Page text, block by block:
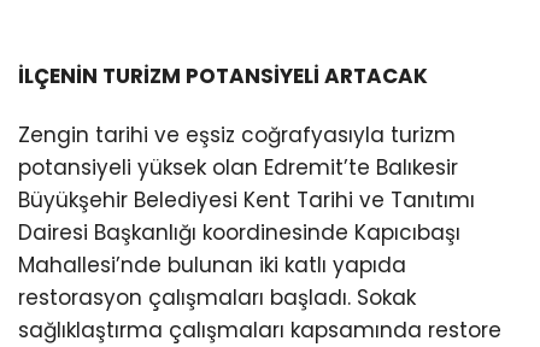
İLÇENİN TURİZM POTANSİYELİ ARTACAK
Zengin tarihi ve eşsiz coğrafyasıyla turizm
potansiyeli yüksek olan Edremit’te Balıkesir
Büyükşehir Belediyesi Kent Tarihi ve Tanıtımı
Dairesi Başkanlığı koordinesinde Kapıcıbaşı
Mahallesi’nde bulunan iki katlı yapıda
restorasyon çalışmaları başladı. Sokak
sağlıklaştırma çalışmaları kapsamında restore